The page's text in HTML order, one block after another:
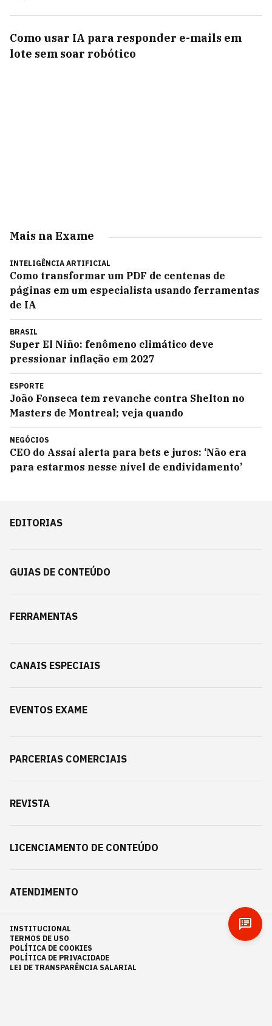
Como usar IA para responder e-mails em
lote sem soar robótico
Mais na Exame
INTELIGÊNCIA ARTIFICIAL
Como transformar um PDF de centenas de
páginas em um especialista usando ferramentas
de IA
BRASIL
Super El Niño: fenômeno climático deve
pressionar inflação em 2027
ESPORTE
João Fonseca tem revanche contra Shelton no
Masters de Montreal; veja quando
NEGÓCIOS
CEO do Assaí alerta para bets e juros: ‘Não era
para estarmos nesse nível de endividamento’
EDITORIAS
GUIAS DE CONTEÚDO
FERRAMENTAS
CANAIS ESPECIAIS
EVENTOS EXAME
PARCERIAS COMERCIAIS
REVISTA
LICENCIAMENTO DE CONTEÚDO
ATENDIMENTO
INSTITUCIONAL
TERMOS DE USO
POLÍTICA DE COOKIES
POLÍTICA DE PRIVACIDADE
LEI DE TRANSPARÊNCIA SALARIAL